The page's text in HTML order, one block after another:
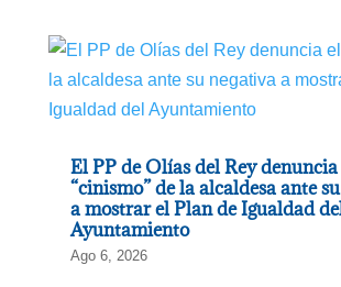
El PP de Olías del Rey denuncia
“cinismo” de la alcaldesa ante
a mostrar el Plan de Igualdad
Ayuntamiento
Ago 6, 2026